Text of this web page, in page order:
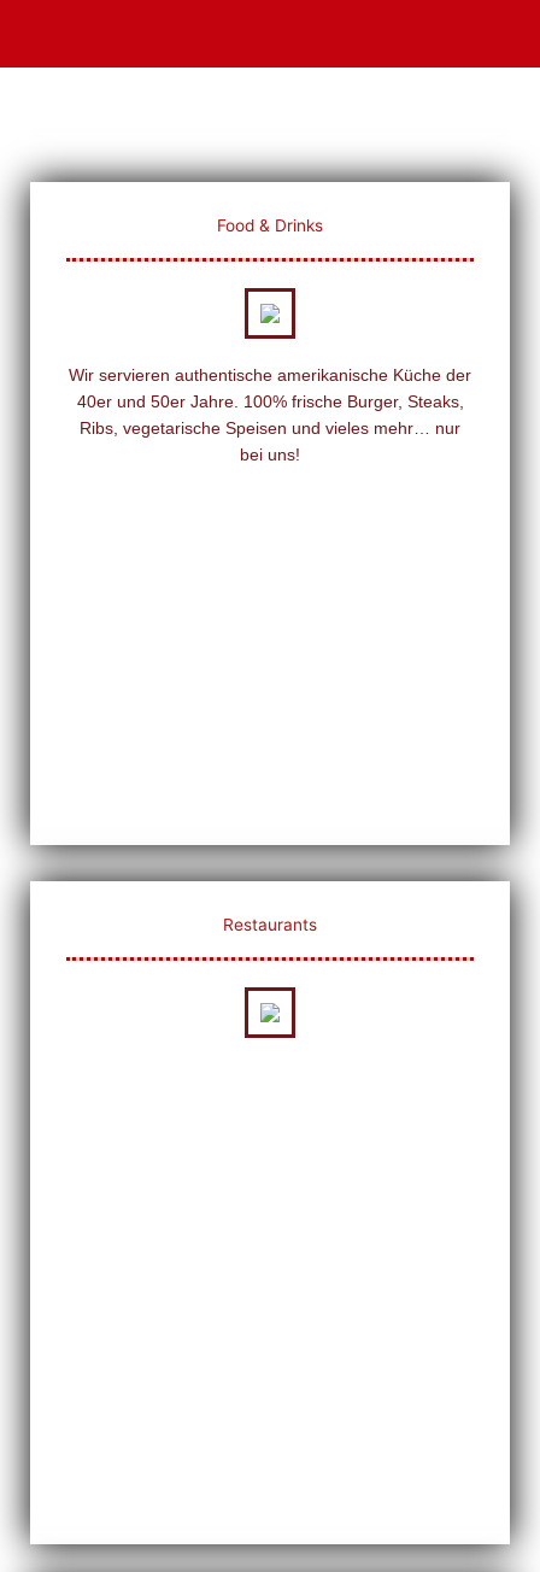
Food & Drinks
Wir servieren authentische amerikanische Küche der
40er und 50er Jahre. 100% frische Burger, Steaks,
Ribs, vegetarische Speisen und vieles mehr… nur
bei uns!
Restaurants